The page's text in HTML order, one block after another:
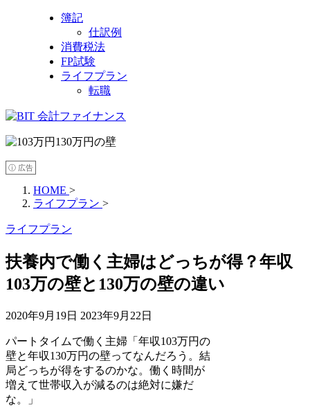
簿記
仕訳例
消費税法
FP試験
ライフプラン
転職
ⓘ 広告
HOME >
ライフプラン >
ライフプラン
扶養内で働く主婦はどっちが得？年収
103万の壁と130万の壁の違い
2020年9月19日 2023年9月22日
パートタイムで働く主婦 「年収103万円の
壁と年収130万円の壁ってなんだろう。結
局どっちが得をするのかな。働く時間が
増えて世帯収入が減るのは絶対に嫌だ
な。」